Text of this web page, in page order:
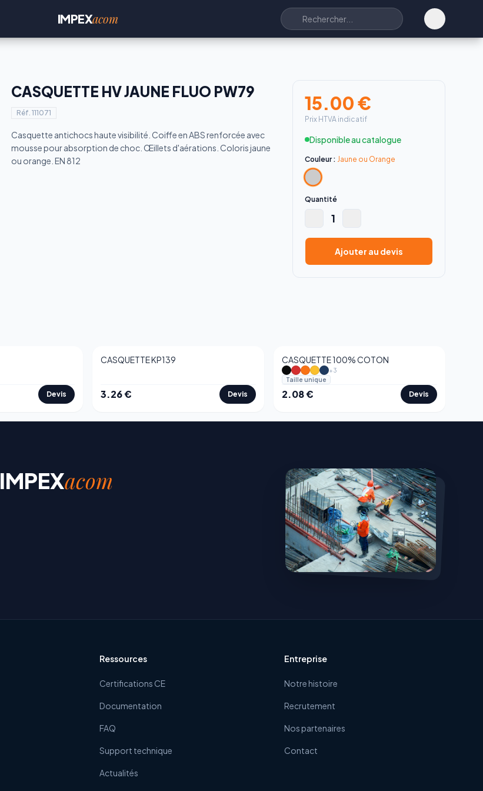
IMPEXacom
CASQUETTE HV JAUNE FLUO PW79
Réf. 111071
Casquette antichocs haute visibilité. Coiffe en ABS renforcée avec
mousse pour absorption de choc. Œillets d'aérations. Coloris jaune
ou orange. EN 812
15.00€
Prix HTVA indicatif
Disponible au catalogue
Couleur : Jaune ou Orange
Quantité
1
Ajouter au devis
Devis
CASQUETTE KP139
3.26€ Devis
CASQUETTE 100% COTON
+3
Taille unique
2.08€ Devis
IMPEXacom
Ressources
Certifications CE
Documentation
FAQ
Support technique
Actualités
Entreprise
Notre histoire
Recrutement
Nos partenaires
Contact